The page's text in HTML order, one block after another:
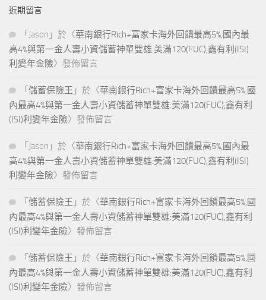
近期留言
「 Jason 」於〈華南銀行Rich+富家卡海外回饋最高5%,國內最
高4%與第一金人壽小資儲蓄神單雙雄:美滿120(FUC),鑫有利(ISI)
利變年金險〉發佈留言
「 儲蓄保險王 」於〈華南銀行Rich+富家卡海外回饋最高5%,國
內最高4%與第一金人壽小資儲蓄神單雙雄:美滿120(FUC),鑫有利
(ISI)利變年金險〉發佈留言
「 Jason 」於〈華南銀行Rich+富家卡海外回饋最高5%,國內最
高4%與第一金人壽小資儲蓄神單雙雄:美滿120(FUC),鑫有利(ISI)
利變年金險〉發佈留言
「 儲蓄保險王 」於〈華南銀行Rich+富家卡海外回饋最高5%,國
內最高4%與第一金人壽小資儲蓄神單雙雄:美滿120(FUC),鑫有利
(ISI)利變年金險〉發佈留言
「 儲蓄保險王 」於〈華南銀行Rich+富家卡海外回饋最高5%,國
內最高4%與第一金人壽小資儲蓄神單雙雄:美滿120(FUC),鑫有利
(ISI)利變年金險〉發佈留言